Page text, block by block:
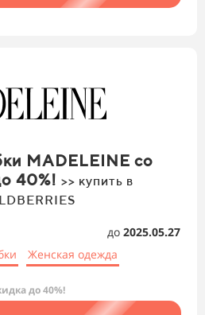
MADELEINE со
40%! >> купить в
до 2025.05.27
Женская одежда
до 40%!